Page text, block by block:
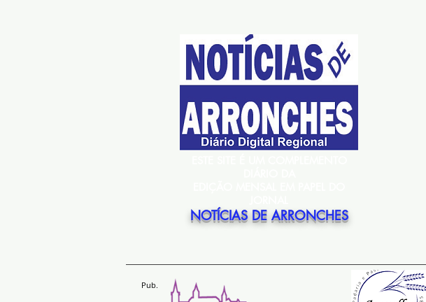
NOTÍCIAS DE ARRONCHES
Pub.